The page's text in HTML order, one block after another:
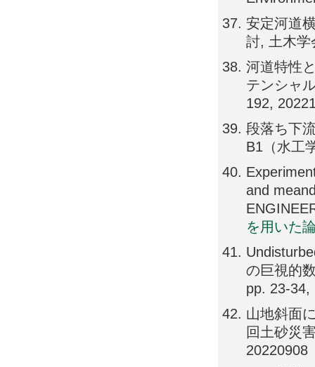
安定河道
討, 土木学
河道特性
テンシャ
192,
段落ち下
B1（水工
and
を用いた
の巨視的
pp. 23-34,
山地斜面
回土砂災
20220908